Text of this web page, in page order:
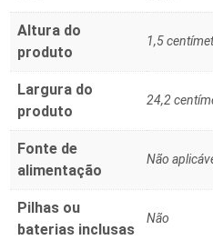
Altura do
produto
‎1,5
Largura do
produto
‎24,2
Fonte de
alimentação
‎Não
Pilhas ou
baterias inclusas
‎Não